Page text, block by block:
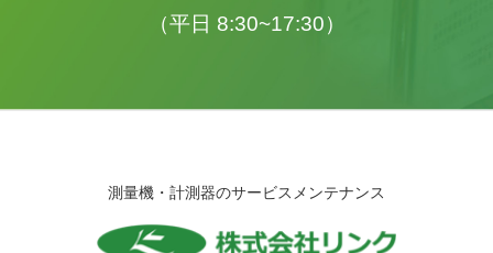
（平日 8:30~17:30）
測量機・計測器のサービスメンテナンス